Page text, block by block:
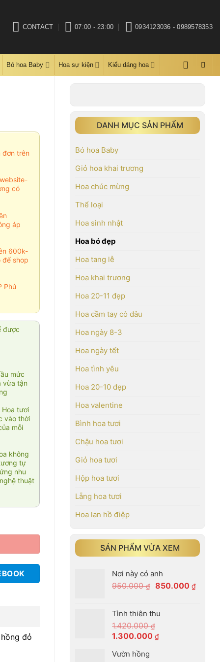
CONTACT 07:00 - 23:00 0934123036 - 0989578353
Bó hoa Baby Hoa sự kiện Kiểu dáng hoa
DANH MỤC SẢN PHẨM
Bó hoa Baby
Giỏ hoa khai trương
Hoa chúc mừng
Thể loại
Hoa sinh nhật
Hoa bó đẹp
Hoa tang lễ
Hoa khai trương
Hoa 20-11 đẹp
Hoa cầm tay cô dâu
Hoa ngày 8-3
Hoa ngày tết
Hoa tình yêu
Hoa 20-10 đẹp
Hoa valentine
Bình hoa tươi
Chậu hoa tươi
Giỏ hoa tươi
Hộp hoa tươi
Lẵng hoa tươi
Hoa lan hồ điệp
SẢN PHẨM VỪA XEM
Nơi này có anh
950.000₫ Giá
950.000 ₫.
850.000 ₫Giá
Tình thiên thu
1.420.000₫
Giá
là:
1.300.000 ₫Giá
Vườn hồng
đơn trên
có
áp
600k-
để shop
Phú
được
mức
vừa tận
tươi
vào thời
mỗi
không
tự
nhu
thuật
đỏ